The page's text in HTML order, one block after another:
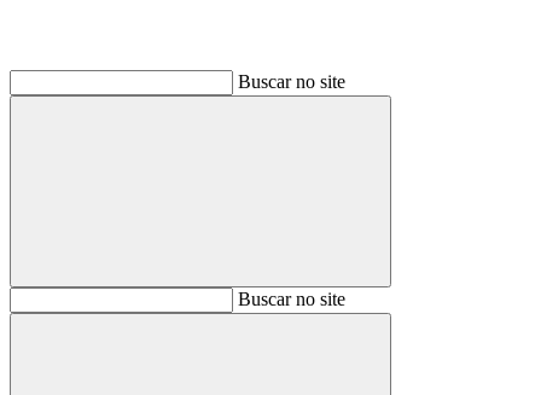
Buscar no site
BuscarBuscar no site